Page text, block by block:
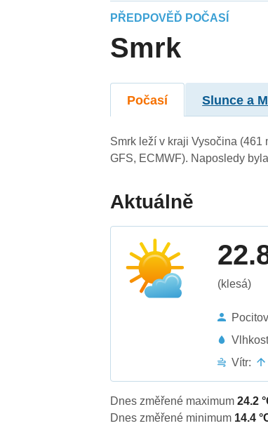
PŘEDPOVĚĎ POČASÍ
Smrk
Počasí Slunce a
Smrk leží v kraji Vysočina (461
GFS, ECMWF). Naposledy
Aktuálně
(klesá)
Vítr:
Dnes změřené maximum24.2
Dnes změřené minimum 14.4